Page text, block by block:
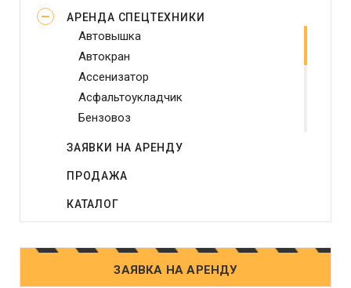
АРЕНДА СПЕЦТЕХНИКИ
Автовышка
Автокран
Ассенизатор
Асфальтоукладчик
Бензовоз
Виброплита
Генератор
Грейдер
ЗАЯВКИ НА АРЕНДУ
ПРОДАЖА
КАТАЛОГ
ЗАЯВКА НА АРЕНДУ